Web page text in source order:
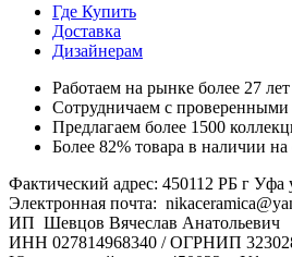
Где Купить
Доставка
Дизайнерам
Работаем на рынке более 27 лет
Сотрудничаем с проверенными
Предлагаем более 1500
Более 82% товара в наличии на
Фактический адрес: 450112 РБ г Уфа
Электронная почта:
ИП Шевцов Вячеслав Анатольевич
ИНН 027814968340 / ОГРНИП